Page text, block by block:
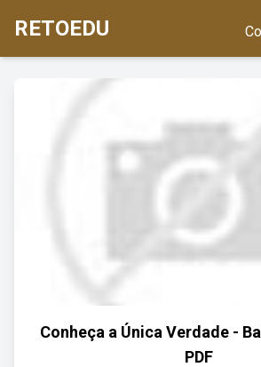
RETOEDU
Conheça a Única Verdade -
PDF